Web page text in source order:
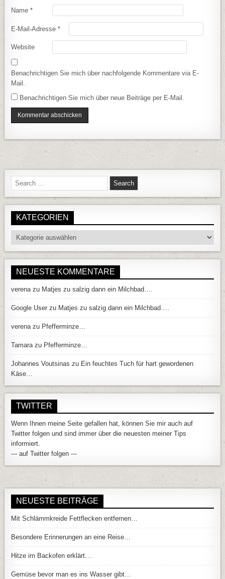
Name*
E-Mail-Adresse*
Website
Benachrichtigen Sie mich über nachfolgende Kommentare via E-
Mail.
Benachrichtigen Sie mich über neue Beiträge per E-Mail.
Search for:
KATEGORIEN
Kategorien
NEUESTE KOMMENTARE
verenazu Matjes zu salzig dann ein Milchbad….
Google User zu Matjes zu salzig dann ein Milchbad….
verenazu Pfefferminze…
Tamarazu Pfefferminze…
Johannes Voutsinas zu Ein feuchtes Tuch für hart gewordenen
Käse…
TWITTER
Wenn Ihnen meine Seite gefallen hat, können Sie mir auch auf
Twitter folgen und sind immer über die neuesten meiner Tips
informiert.
--- auf Twitter folgen ---
NEUESTE BEITRÄGE
Mit Schlämmkreide Fettflecken entfernen…
Besondere Erinnerungen an eine Reise…
Hitze im Backofen erklärt…
Gemüse bevor man es ins Wasser gibt…